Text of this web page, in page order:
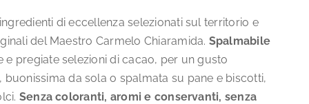
di eccellenza selezionati sul territorio e
del Maestro Carmelo Chiaramida. Spalmabile
pregiate selezioni di cacao, per un gusto
da sola o spalmata su pane e biscotti,
Senza coloranti, aromi e conservanti, senza